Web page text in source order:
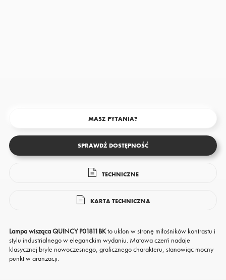
MASZ PYTANIA?
SPRAWDŹ DOSTĘPNOŚĆ
TECHNICZNE
KARTA TECHNICZNA
Lampa wisząca QUINCY P01811BKto ukłon w stronę miłośników kontrastu i
stylu industrialnego w eleganckim wydaniu. Matowa czerń nadaje
klasycznej bryle nowoczesnego, graficznego charakteru, stanowiąc mocny
punkt w aranżacji.